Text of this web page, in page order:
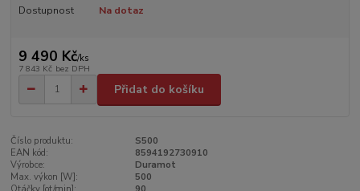
Dostupnost Na dotaz
9 490 Kč/ks
7 843 Kč bez DPH
Přidat do košíku
Číslo produktu:
S500
EAN kód:
8594192730910
Výrobce:
Duramot
Max. výkon [W]:
500